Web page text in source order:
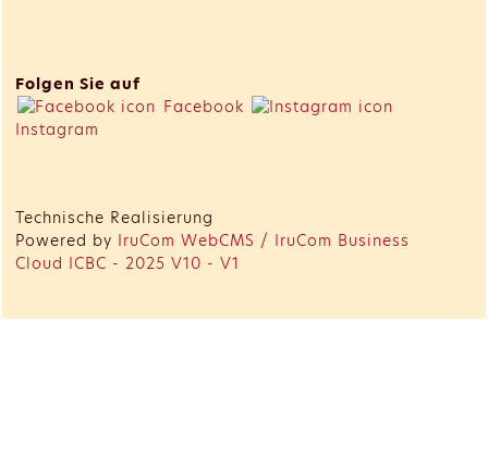
Folgen Sie auf
Facebook
Instagram
Technische Realisierung
Powered by IruCom WebCMS / IruCom Business
Cloud ICBC - 2025 V10 - V1